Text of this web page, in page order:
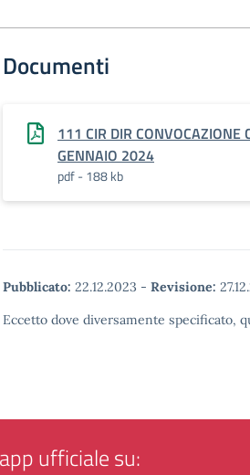
Documenti
111 CIR DIR CONVOCAZIONE
GENNAIO 2024
pdf - 188 kb
Pubblicato: 22.12.2023 - Revisione:
Eccetto dove diversamente specificato,
ufficiale su: